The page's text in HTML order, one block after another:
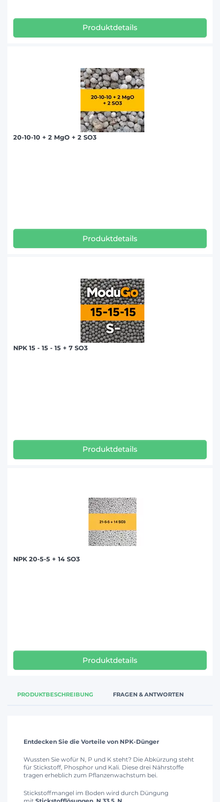
Produktdetails
20-10-10 + 2 MgO + 2 SO3
Produktdetails
NPK 15 - 15 - 15 + 7 SO3
Produktdetails
NPK 20-5-5 + 14 SO3
Produktdetails
PRODUKTBESCHREIBUNG FRAGEN & ANTWORTEN
Entdecken Sie die Vorteile von NPK-Dünger
Wussten Sie wofür N, P und K steht? Die Abkürzung steht
für Stickstoff, Phosphor und Kali. Diese drei Nährstoffe
tragen erheblich zum Pflanzenwachstum bei.
Stickstoffmangel im Boden wird durch Düngung